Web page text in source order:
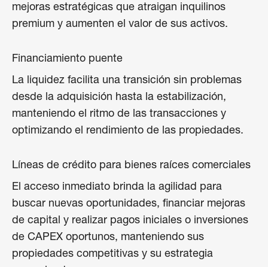
mejoras estratégicas que atraigan inquilinos
premium y aumenten el valor de sus activos.
Financiamiento puente
La liquidez facilita una transición sin problemas
desde la adquisición hasta la estabilización,
manteniendo el ritmo de las transacciones y
optimizando el rendimiento de las propiedades.
Líneas de crédito para bienes raíces comerciales
El acceso inmediato brinda la agilidad para
buscar nuevas oportunidades, financiar mejoras
de capital y realizar pagos iniciales o inversiones
de CAPEX oportunos, manteniendo sus
propiedades competitivas y su estrategia